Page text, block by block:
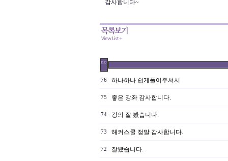
감사합니다~
no
76 하나하나 쉽게풀어주셔서
75 좋은 강좌 감사합니다.
74 강의 잘 봤습니다.
73 해커스쿨 정말 감사합니다.
72 잘봤습니다.